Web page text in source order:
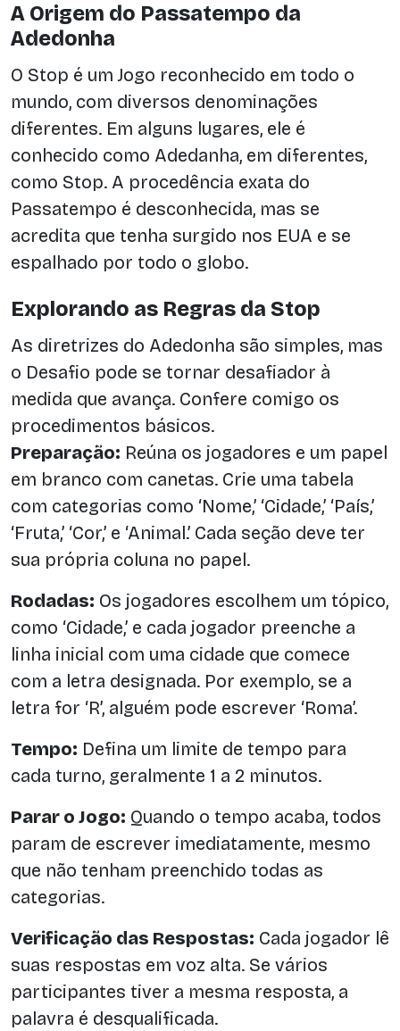
A Origem do Passatempo da
Adedonha
O Stop é um Jogo reconhecido em todo o
mundo, com diversos denominações
diferentes. Em alguns lugares, ele é
conhecido como Adedanha, em diferentes,
como Stop. A procedência exata do
Passatempo é desconhecida, mas se
acredita que tenha surgido nos EUA e se
espalhado por todo o globo.
Explorando as Regras da Stop
As diretrizes do Adedonha são simples, mas
o Desafio pode se tornar desafiador à
medida que avança. Confere comigo os
procedimentos básicos.
Preparação: Reúna os jogadores e um papel
em branco com canetas. Crie uma tabela
com categorias como ‘Nome,’ ‘Cidade,’ ‘País,’
‘Fruta,’ ‘Cor,’ e ‘Animal.’ Cada seção deve ter
sua própria coluna no papel.
Rodadas: Os jogadores escolhem um tópico,
como ‘Cidade,’ e cada jogador preenche a
linha inicial com uma cidade que comece
com a letra designada. Por exemplo, se a
letra for ‘R’, alguém pode escrever ‘Roma’.
Tempo: Defina um limite de tempo para
cada turno, geralmente 1 a 2 minutos.
Parar o Jogo: Quando o tempo acaba, todos
param de escrever imediatamente, mesmo
que não tenham preenchido todas as
categorias.
Verificação das Respostas: Cada jogador lê
suas respostas em voz alta. Se vários
participantes tiver a mesma resposta, a
palavra é desqualificada.